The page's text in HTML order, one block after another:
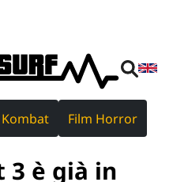
Film Horror
3 è già in